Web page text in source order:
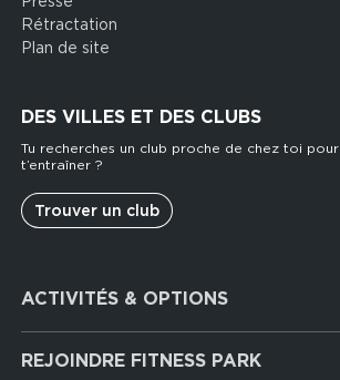
Rétractation
Plan de site
DES VILLES ET DES CLUBS
Tu recherches un club proche de chez toi pour
t’entraîner ?
Trouver un club
services
ACTIVITÉS & OPTIONS
Cardio Training
REJOINDRE FITNESS PARK